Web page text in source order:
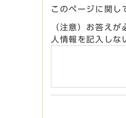
このページに関し
（注意）お答え
人情報を記入しな